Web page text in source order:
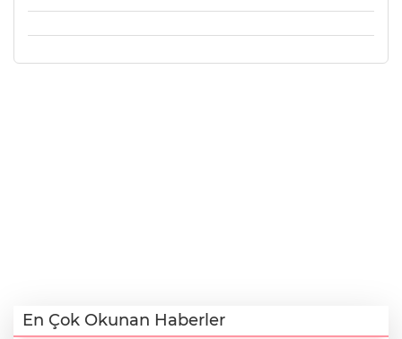
En Çok Okunan Haberler